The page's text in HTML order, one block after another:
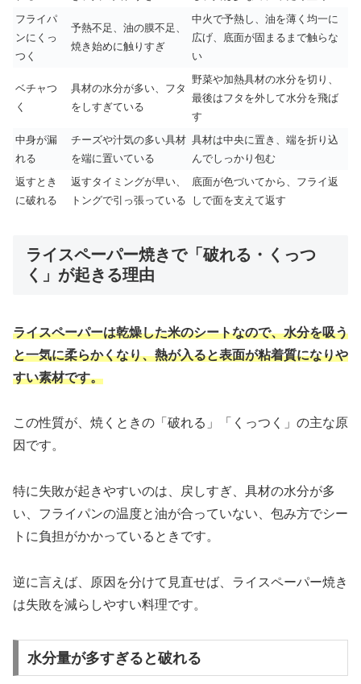
フライパ
ンにくっ
つく
予熱不足、油の膜不足、
焼き始めに触りすぎ
中火で予熱し、油を薄く均一に
広げ、底面が固まるまで触らな
い
ベチャつ
く
具材の水分が多い、フタ
をしすぎている
野菜や加熱具材の水分を切り、
最後はフタを外して水分を飛ば
す
中身が漏
れる
チーズや汁気の多い具材
を端に置いている
具材は中央に置き、端を折り込
んでしっかり包む
返すとき
に破れる
返すタイミングが早い、
トングで引っ張っている
底面が色づいてから、フライ返
しで面を支えて返す
ライスペーパー焼きで「破れる・くっつ
く」が起きる理由
ライスペーパーは乾燥した米のシートなので、水分を吸う
と一気に柔らかくなり、熱が入ると表面が粘着質になりや
すい素材です。
この性質が、焼くときの「破れる」「くっつく」の主な原
因です。
特に失敗が起きやすいのは、戻しすぎ、具材の水分が多
い、フライパンの温度と油が合っていない、包み方でシー
トに負担がかかっているときです。
逆に言えば、原因を分けて見直せば、ライスペーパー焼き
は失敗を減らしやすい料理です。
水分量が多すぎると破れる